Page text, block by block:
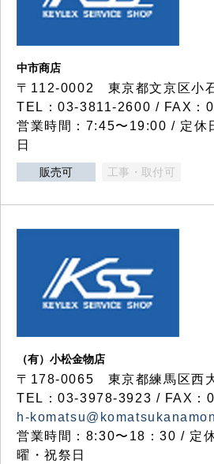
中市商店
〒112-0002 東京都文京区小
TEL：03-3811-2600 / FAX：
営業時間：7:45〜19:00 / 定休
日
販売可 工事・取付可
（有）小松金物店
〒178-0065 東京都練馬区西
TEL：03-3978-3923 / FAX：
h-
営業時間：8:30〜18：30 / 定
曜・祝祭日